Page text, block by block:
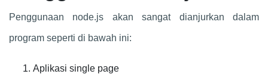
Penggunaan node.js akan sangat dianjurkan dalam
program seperti di bawah ini:
Aplikasi single page